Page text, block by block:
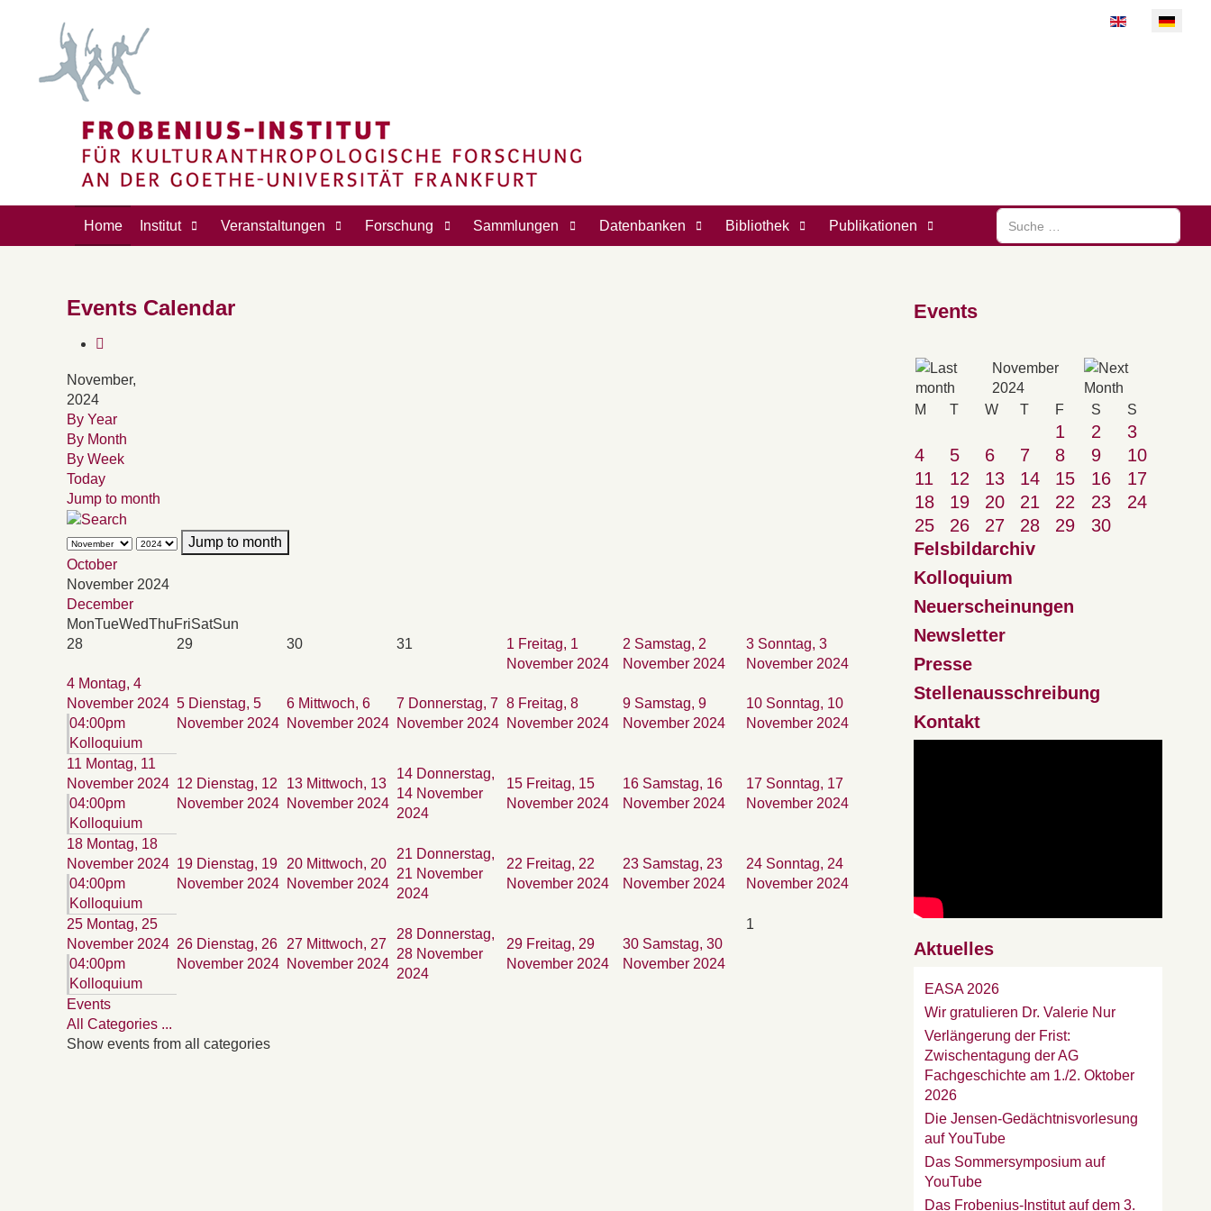
Sprache
Home Institut Veranstaltungen Forschung Sammlungen Datenbanken Bibliothek Publikationen
Suchen
Events Calendar
November,
2024
By Year
By Month
By Week
Today
Jump to month
Jump to month
October
November 2024
December
MonTueWedThuFriSatSun
28
29 30 31 1 Freitag, 1
November 2024
2 Samstag, 2
November 2024
3 Sonntag, 3
November 2024
4 Montag, 4
November 2024
04:00pm
Kolloquium
5 Dienstag, 5
November 2024
6 Mittwoch, 6
November 2024
7 Donnerstag, 7
November 2024
8 Freitag, 8
November 2024
9 Samstag, 9
November 2024
10 Sonntag, 10
November 2024
11 Montag, 11
November 2024
04:00pm
Kolloquium
12 Dienstag, 12
November 2024
13 Mittwoch, 13
November 2024
14 Donnerstag,
14 November
2024
15 Freitag, 15
November 2024
16 Samstag, 16
November 2024
17 Sonntag, 17
November 2024
18 Montag, 18
November 2024
04:00pm
Kolloquium
19 Dienstag, 19
November 2024
20 Mittwoch, 20
November 2024
21 Donnerstag,
21 November
2024
22 Freitag, 22
November 2024
23 Samstag, 23
November 2024
24 Sonntag, 24
November 2024
25 Montag, 25
November 2024
04:00pm
Kolloquium
26 Dienstag, 26
November 2024
27 Mittwoch, 27
November 2024
28 Donnerstag,
28 November
2024
29 Freitag, 29
November 2024
30 Samstag, 30
November 2024
1
Events
All Categories ...
Show events from all categories
Events
November
2024
M T W T F S S
1 2
3
4
5 6 7 8 9
10
11
12 13 14 15 16
17
18
19 20 21 22 23
24
25
26 27 28 29
30
Felsbildarchiv
Kolloquium
Neuerscheinungen
Newsletter
Presse
Stellenausschreibung
Kontakt
Aktuelles
EASA 2026
Wir gratulieren Dr. Valerie Nur
Verlängerung der Frist:
Zwischentagung der AG
Fachgeschichte am 1./2. Oktober
2026
Die Jensen-Gedächtnisvorlesung
auf YouTube
Das Sommersymposium auf
YouTube
Das Frobenius-Institut auf dem 3.